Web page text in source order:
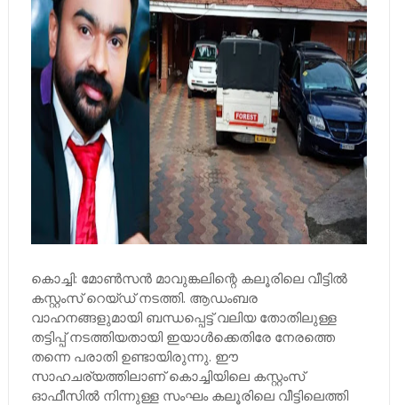
കൊച്ചി: മോൺസൻ മാവുങ്കലിന്റെ കലൂരിലെ വീട്ടില്‍
കസ്റ്റംസ് റെയ്ഡ് നടത്തി. ആഡംബര
വാഹനങ്ങളുമായി ബന്ധപ്പെട്ട് വലിയ തോതിലുള്ള
തട്ടിപ്പ് നടത്തിയതായി ഇയാള്‍ക്കെതിരേ നേരത്തെ
തന്നെ പരാതി ഉണ്ടായിരുന്നു. ഈ
സാഹചര്യത്തിലാണ് കൊച്ചിയിലെ കസ്റ്റംസ്
ഓഫീസില്‍ നിന്നുള്ള സംഘം കലൂരിലെ വീട്ടിലെത്തി